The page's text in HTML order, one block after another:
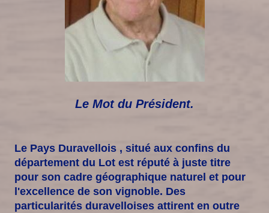
Le Mot du Président.
Le Pays Duravellois , situé aux confins du
département du Lot est réputé à juste titre
pour son cadre géographique naturel et pour
l'excellence de son vignoble. Des
particularités duravelloises attirent en outre